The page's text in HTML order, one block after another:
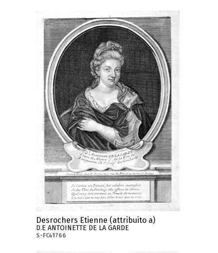
Desrochers Etienne (attribuito a)
D.E ANTOINETTE DE LA GARDE
S-FC41766